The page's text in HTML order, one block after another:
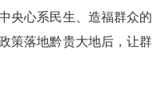
央心系民生、造福群众的
策落地黔贵大地后，让群